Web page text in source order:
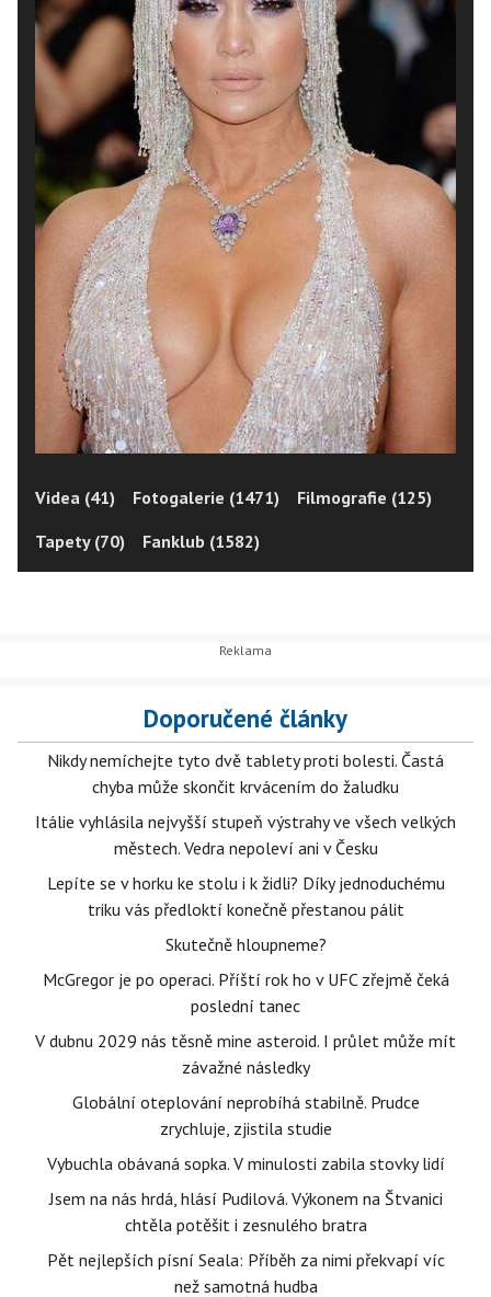
Videa (41) Fotogalerie (1471)
Filmografie (125)
Tapety (70)
Fanklub (1582)
Doporučené články
Nikdy nemíchejte tyto dvě tablety proti bolesti. Častá
chyba může skončit krvácením do žaludku
Itálie vyhlásila nejvyšší stupeň výstrahy ve všech velkých
městech. Vedra nepoleví ani v Česku
Lepíte se v horku ke stolu i k židli? Díky jednoduchému
triku vás předloktí konečně přestanou pálit
Skutečně hloupneme?
McGregor je po operaci. Příští rok ho v UFC zřejmě čeká
poslední tanec
V dubnu 2029 nás těsně mine asteroid. I průlet může mít
závažné následky
Globální oteplování neprobíhá stabilně. Prudce
zrychluje, zjistila studie
Vybuchla obávaná sopka. V minulosti zabila stovky lidí
Jsem na nás hrdá, hlásí Pudilová. Výkonem na Štvanici
chtěla potěšit i zesnulého bratra
Pět nejlepších písní Seala: Příběh za nimi překvapí víc
než samotná hudba